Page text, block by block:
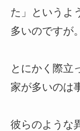
た」というよ
多いのですが。
とにかく際立
家が多いのは
彼らのような